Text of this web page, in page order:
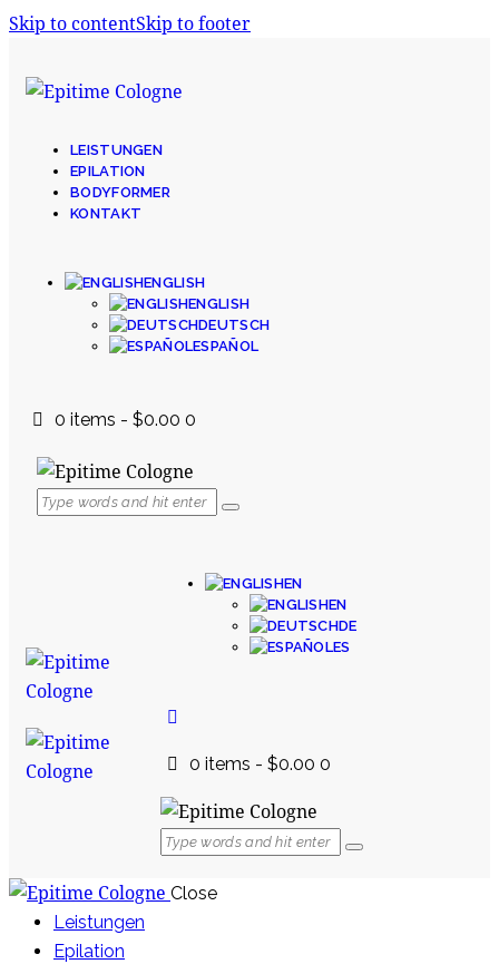
Skip to contentSkip to footer
LEISTUNGEN
EPILATION
BODYFORMER
KONTAKT
ENGLISH
ENGLISH
DEUTSCH
ESPAÑOL
0 items - $0.00 0
EN
EN
DE
ES
0 items - $0.00 0
Close
Leistungen
Epilation